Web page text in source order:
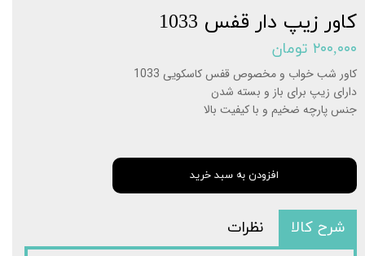
کاور زیپ دار قفس 1033
۲۰۰,۰۰۰ تومان
کاور شب خواب و مخصوص قفس کاسکویی 1033
دارای زیپ برای باز و بسته شدن
جنس پارچه ضخیم و با کیفیت بالا
افزودن به سبد خرید
شرح کالا نظرات